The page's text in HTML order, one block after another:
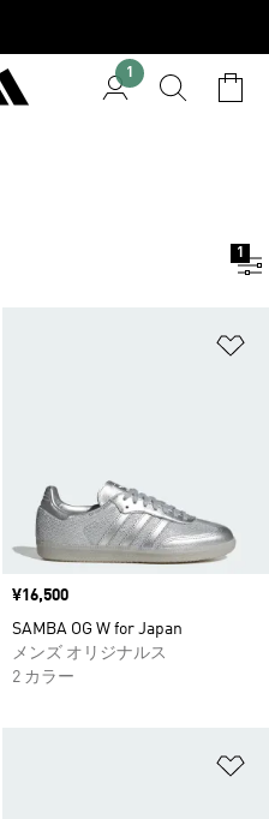
1
1
価格
¥16,500
SAMBA OG W for Japan
メンズ オリジナルス
2 カラー